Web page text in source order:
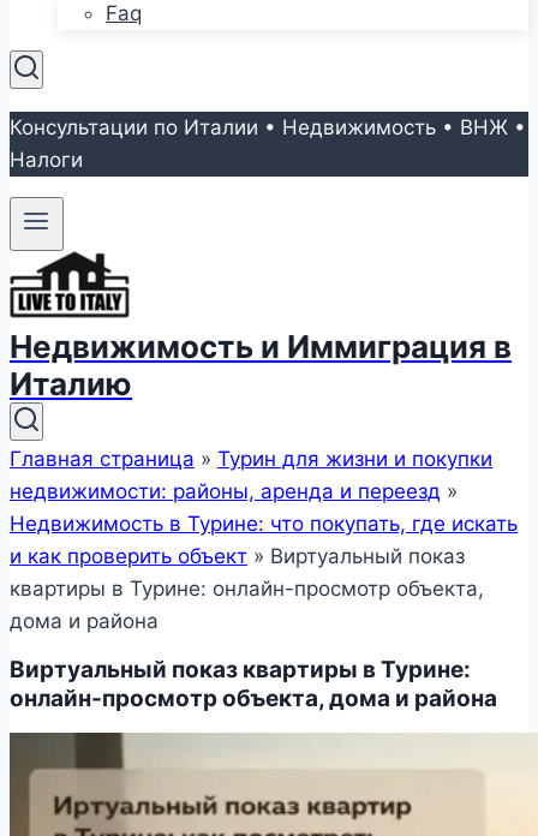
Faq
Консультации по Италии • Недвижимость • ВНЖ •
Налоги
Недвижимость и Иммиграция в
Италию
Главная страница » Турин для жизни и покупки
недвижимости: районы, аренда и переезд »
Недвижимость в Турине: что покупать, где искать
и как проверить объект » Виртуальный показ
квартиры в Турине: онлайн-просмотр объекта,
дома и района
Виртуальный показ квартиры в Турине:
онлайн-просмотр объекта, дома и района